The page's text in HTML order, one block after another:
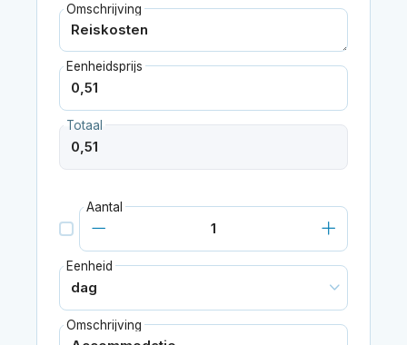
Omschrijving
Eenheidsprijs
Totaal
Aantal
Eenheid
Omschrijving